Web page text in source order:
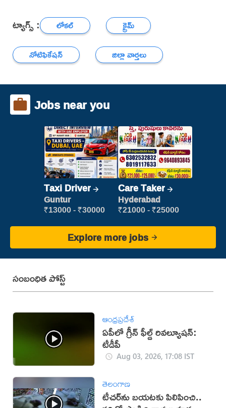
ట్యాగ్స్ : లోకల్
క్రైమ్
నోటిఫికేషన్
జిల్లా వార్తలు
Jobs near you
Taxi Driver
Guntur
₹13000 - ₹30000
Care Taker
Hyderabad
₹21000 - ₹25000
Explore more jobs
సంబంధిత పోస్ట్
ఆంధ్రప్రదేశ్
ఏపీలో గ్రీన్ ఫీల్డ్ రివల్యూషన్:
టీడీపీ
Aug 03, 2026, 17:08 IST
తెలంగాణ
టీచర్‌ను బయటకు పిలిపించి..